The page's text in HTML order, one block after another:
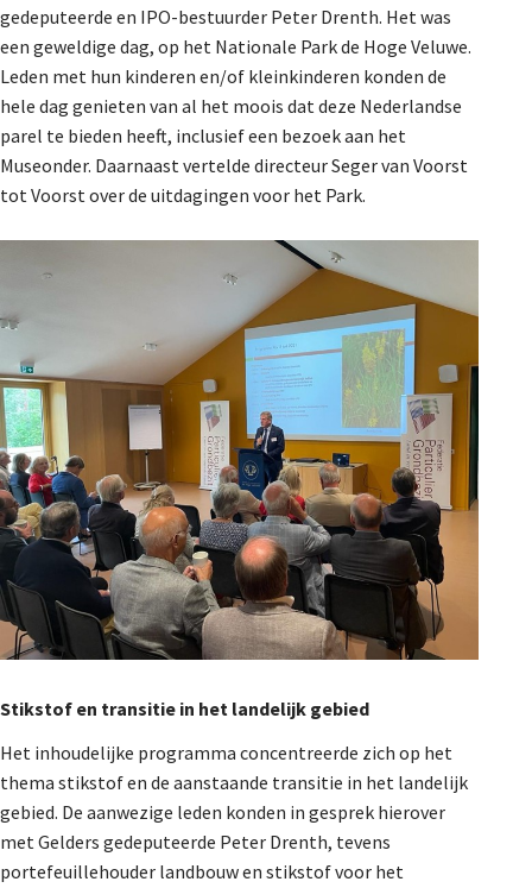
gedeputeerde en IPO-bestuurder Peter Drenth. Het was
een geweldige dag, op het Nationale Park de Hoge Veluwe.
Leden met hun kinderen en/of kleinkinderen konden de
hele dag genieten van al het moois dat deze Nederlandse
parel te bieden heeft, inclusief een bezoek aan het
Museonder. Daarnaast vertelde directeur Seger van Voorst
tot Voorst over de uitdagingen voor het Park.
Stikstof en transitie in het landelijk gebied
Het inhoudelijke programma concentreerde zich op het
thema stikstof en de aanstaande transitie in het landelijk
gebied. De aanwezige leden konden in gesprek hierover
met Gelders gedeputeerde Peter Drenth, tevens
portefeuillehouder landbouw en stikstof voor het
Dossiers
De Landeigenaar
Contact